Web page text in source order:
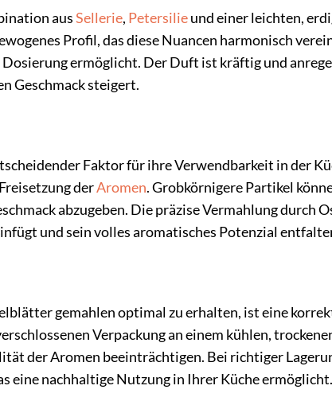
ausSellerie, Petersilieund einer leichten,
Profil, das diese Nuancen harmonisch
ermöglicht. Der Duft ist kräftig und
Geschmack steigert.
Faktor für ihre Verwendbarkeit in der
derAromen. Grobkörnigere Partikel
abzugeben. Die präzise Vermahlung durch
und sein volles aromatisches Potenzial
gemahlen optimal zu erhalten, ist eine
Verpackung an einem kühlen,
der Aromen beeinträchtigen. Bei richtiger
eine nachhaltige Nutzung in Ihrer Küche ermöglicht.